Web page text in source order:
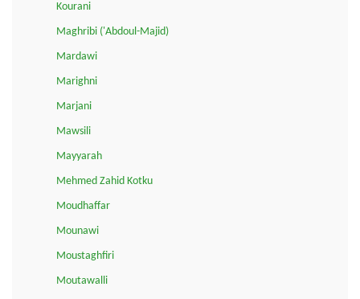
Kourani
Maghribi ('Abdoul-Majid)
Mardawi
Marighni
Marjani
Mawsili
Mayyarah
Mehmed Zahid Kotku
Moudhaffar
Mounawi
Moustaghfiri
Moutawalli